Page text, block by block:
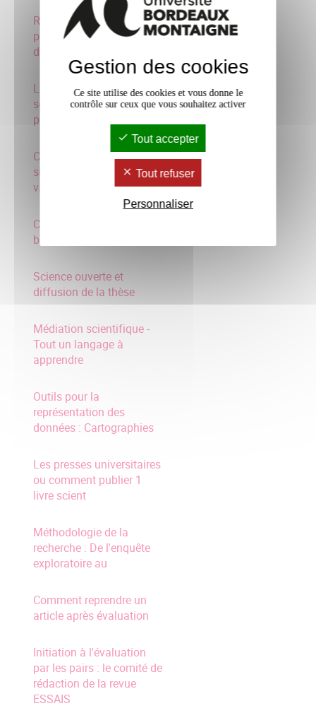
Réaliser des supports de
présentations sous forme
de slides
La photographie
scientifique : enjeux,
pratiques et méthodes
Concevoir une exposition
sur Kakemono pour
valoriser la rech
Création sites web &
blogs de cjhercheurs
Science ouverte et
diffusion de la thèse
Médiation scientifique -
Tout un langage à
apprendre
Outils pour la
représentation des
données : Cartographies
Les presses universitaires
ou comment publier 1
livre scient
Méthodologie de la
recherche : De l'enquête
exploratoire au
Comment reprendre un
article après évaluation
Initiation à l'évaluation
par les pairs : le comité de
rédaction de la revue
ESSAIS
Gestion des cookies
Ce site utilise des cookies et vous donne le
contrôle sur ceux que vous souhaitez activer
Tout accepter
Tout refuser
Personnaliser